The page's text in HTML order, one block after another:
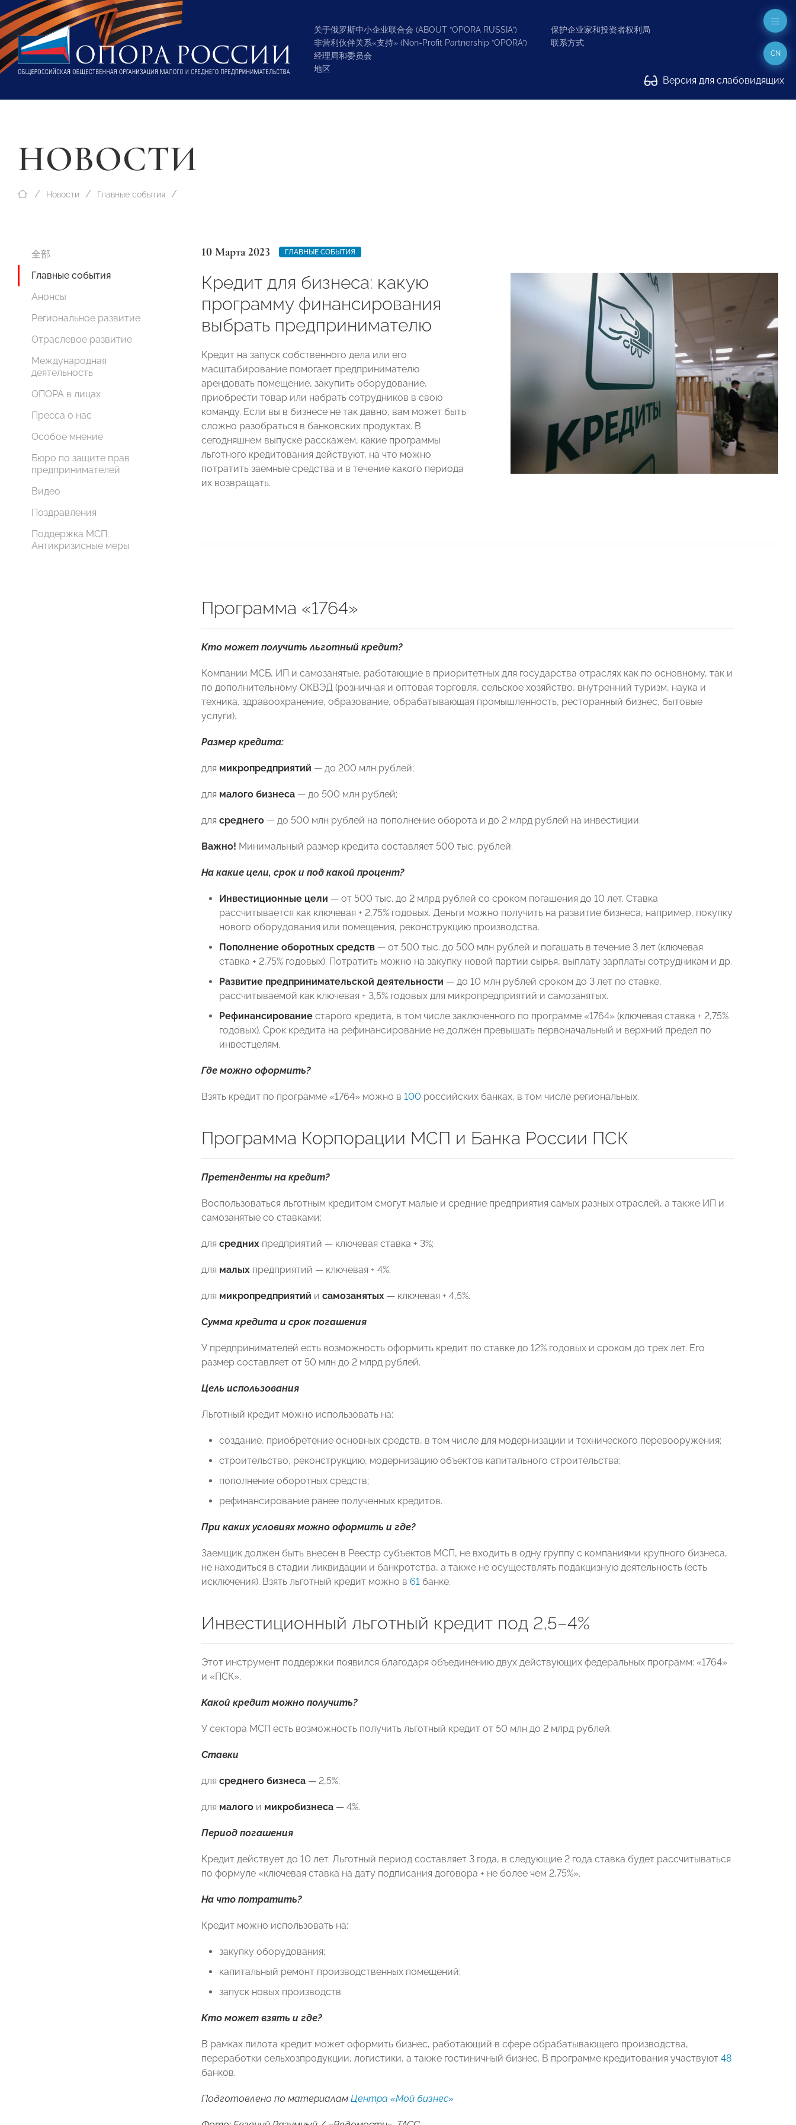
关于俄罗斯中小企业联合会 (ABOUT “OPORA RUSSIA”)
非营利伙伴关系«支持» (Non-Profit Partnership “OPORA”)
经理局和委员会
地区
保护企业家和投资者权利局
联系方式
Версия для слабовидящих
CN
НОВОСТИ
Новости Главные события
全部
Главные события
Анонсы
Региональное развитие
Отраслевое развитие
Международная
деятельность
ОПОРА в лицах
Пресса о нас
Особое мнение
Бюро по защите прав
предпринимателей
Видео
Поздравления
Поддержка МСП.
Антикризисные меры
10 Марта 2023 ГЛАВНЫЕ СОБЫТИЯ
Кредит для бизнеса: какую
программу финансирования
выбрать предпринимателю
Кредит на запуск собственного дела или его
масштабирование помогает предпринимателю
арендовать помещение, закупить оборудование,
приобрести товар или набрать сотрудников в свою
команду. Если вы в бизнесе не так давно, вам может быть
сложно разобраться в банковских продуктах. В
сегодняшнем выпуске расскажем, какие программы
льготного кредитования действуют, на что можно
потратить заемные средства и в течение какого периода
их возвращать.
Программа «1764»
Кто может получить льготный кредит?
Компании МСБ, ИП и самозанятые, работающие в приоритетных для государства отраслях как по основному, так и
по дополнительному ОКВЭД (розничная и оптовая торговля, сельское хозяйство, внутренний туризм, наука и
техника, здравоохранение, образование, обрабатывающая промышленность, ресторанный бизнес, бытовые
услуги).
Размер кредита:
для микропредприятий — до 200 млн рублей;
для малого бизнеса — до 500 млн рублей;
для среднего — до 500 млн рублей на пополнение оборота и до 2 млрд рублей на инвестиции.
Важно! Минимальный размер кредита составляет 500 тыс. рублей.
На какие цели, срок и под какой процент?
Инвестиционные цели — от 500 тыс. до 2 млрд рублей со сроком погашения до 10 лет. Ставка
рассчитывается как ключевая + 2,75% годовых. Деньги можно получить на развитие бизнеса, например, покупку
нового оборудования или помещения, реконструкцию производства.
Пополнение оборотных средств — от 500 тыс. до 500 млн рублей и погашать в течение 3 лет (ключевая
ставка + 2,75% годовых). Потратить можно на закупку новой партии сырья, выплату зарплаты сотрудникам и др.
Развитие предпринимательской деятельности — до 10 млн рублей сроком до 3 лет по ставке,
рассчитываемой как ключевая + 3,5% годовых для микропредприятий и самозанятых.
Рефинансирование старого кредита, в том числе заключенного по программе «1764» (ключевая ставка + 2,75%
годовых). Срок кредита на рефинансирование не должен превышать первоначальный и верхний предел по
инвестцелям.
Где можно оформить?
Взять кредит по программе «1764» можно в 100 российских банках, в том числе региональных.
Программа Корпорации МСП и Банка России ПСК
Претенденты на кредит?
Воспользоваться льготным кредитом смогут малые и средние предприятия самых разных отраслей, а также ИП и
самозанятые со ставками:
для средних предприятий — ключевая ставка + 3%;
для малых предприятий — ключевая + 4%;
для микропредприятий и самозанятых — ключевая + 4,5%.
Сумма кредита и срок погашения
У предпринимателей есть возможность оформить кредит по ставке до 12% годовых и сроком до трех лет. Его
размер составляет от 50 млн до 2 млрд рублей.
Цель использования
Льготный кредит можно использовать на:
создание, приобретение основных средств, в том числе для модернизации и технического перевооружения;
строительство, реконструкцию, модернизацию объектов капитального строительства;
пополнение оборотных средств;
рефинансирование ранее полученных кредитов.
При каких условиях можно оформить и где?
Заемщик должен быть внесен в Реестр субъектов МСП, не входить в одну группу с компаниями крупного бизнеса,
не находиться в стадии ликвидации и банкротства, а также не осуществлять подакцизную деятельность (есть
исключения). Взять льготный кредит можно в 61 банке.
Инвестиционный льготный кредит под 2,5–4%
Этот инструмент поддержки появился благодаря объединению двух действующих федеральных программ: «1764»
и «ПСК».
Какой кредит можно получить?
У сектора МСП есть возможность получить льготный кредит от 50 млн до 2 млрд рублей.
Ставки
для среднего бизнеса — 2,5%;
для малого и микробизнеса — 4%.
Период погашения
Кредит действует до 10 лет. Льготный период составляет 3 года, в следующие 2 года ставка будет рассчитываться
по формуле «ключевая ставка на дату подписания договора + не более чем 2,75%».
На что потратить?
Кредит можно использовать на:
закупку оборудования;
капитальный ремонт производственных помещений;
запуск новых производств.
Кто может взять и где?
В рамках пилота кредит может оформить бизнес, работающий в сфере обрабатывающего производства,
переработки сельхозпродукции, логистики, а также гостиничный бизнес. В программе кредитования участвуют 48
банков.
Подготовлено по материалам Центра «Мой бизнес»